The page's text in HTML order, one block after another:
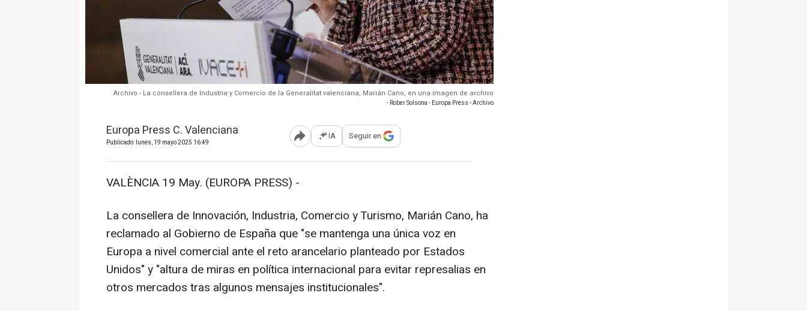
Archivo - La consellera de Industria y Comercio de la Generalitat valenciana, Marián Cano, en una imagen de archivo
- Rober Solsona - Europa Press - Archivo
Europa Press C. Valenciana
Publicado: lunes, 19 mayo 2025 16:49 Abrir opciones para compartir
IA Seguir en
VALÈNCIA 19 May. (EUROPA PRESS) -
La consellera de Innovación, Industria, Comercio y Turismo, Marián Cano, ha
reclamado al Gobierno de España que "se mantenga una única voz en
Europa a nivel comercial ante el reto arancelario planteado por Estados
Unidos" y "altura de miras en política internacional para evitar represalias en
otros mercados tras algunos mensajes institucionales".